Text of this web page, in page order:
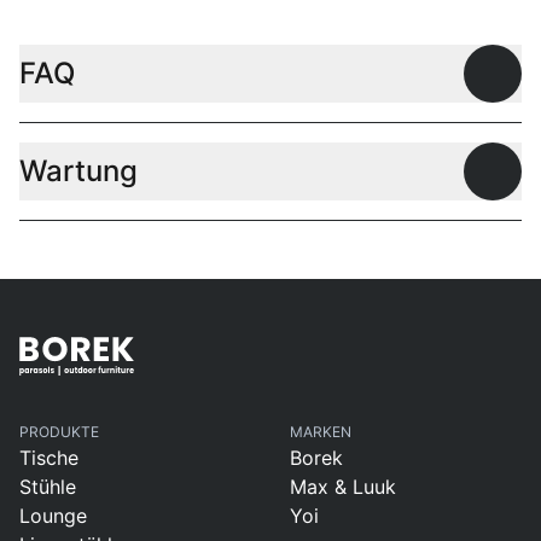
FAQ
Wartung
PRODUKTE
Tische
Stühle
Lounge
MARKEN
Borek
Max & Luuk
Yoi